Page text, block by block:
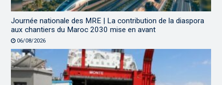
Journée nationale des MRE | La contribution de la diaspora
aux chantiers du Maroc 2030 mise en avant
06/08/2026